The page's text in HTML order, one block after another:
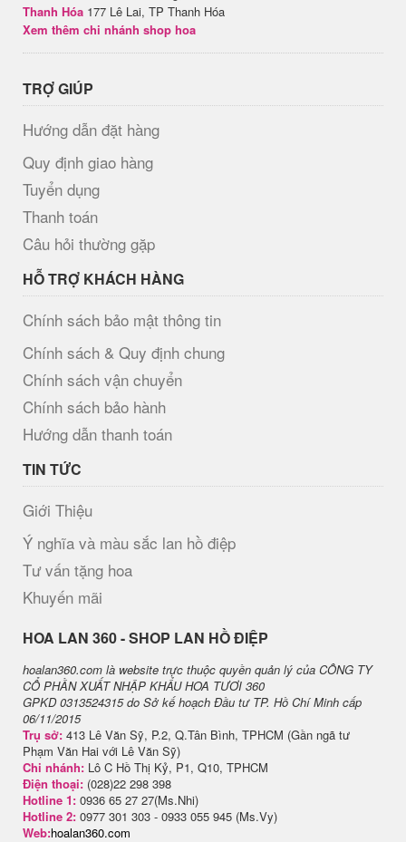
Thanh Hóa 177 Lê Lai, TP Thanh Hóa
Xem thêm chi nhánh shop hoa
TRỢ GIÚP
Hướng dẫn đặt hàng
Quy định giao hàng
Tuyển dụng
Thanh toán
Câu hỏi thường gặp
HỖ TRỢ KHÁCH HÀNG
Chính sách bảo mật thông tin
Chính sách & Quy định chung
Chính sách vận chuyển
Chính sách bảo hành
Hướng dẫn thanh toán
TIN TỨC
Giới Thiệu
Ý nghĩa và màu sắc lan hồ điệp
Tư vấn tặng hoa
Khuyến mãi
H​OA LAN 360 - SHOP LAN HỒ ĐIỆP
hoalan360.com là website trực thuộc quyền quản lý của CÔNG TY
CỔ PHẦN XUẤT NHẬP KHẨU HOA TƯƠI 360
GPKD 0313524315 do Sở kế hoạch Đầu tư TP. Hồ Chí Minh cấp
06/11/2015
Trụ sở: 413 Lê Văn Sỹ, P.2, Q.Tân Bình, TPHCM (Gần ngã tư
Phạm Văn Hai với Lê Văn Sỹ)
Chi nhánh: Lô C Hồ Thị Kỷ, P1, Q10, TPHCM
Điện thoại: (028)22 298 398
Hotline 1: 0936 65 27 27(Ms.Nhi)
Hotline 2: 0977 301 303 - 0933 055 945 (Ms.Vy)
Web:hoalan360.com